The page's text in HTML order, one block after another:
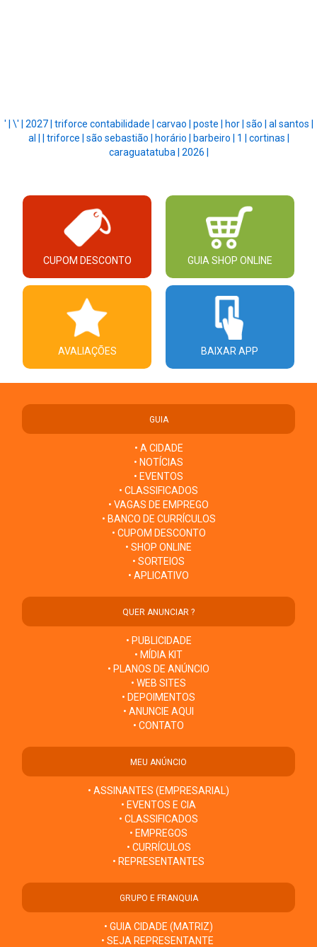
' | \' | 2027 | triforce contabilidade | carvao | poste | hor | são | al santos |
al |
triforce | são sebastião | horário | barbeiro | 1 | cortinas |
caraguatatuba | 2026 |
CUPOM DESCONTO GUIA SHOP ONLINE
AVALIAÇÕES BAIXAR APP
GUIA
• A CIDADE
• NOTÍCIAS
• EVENTOS
• CLASSIFICADOS
• VAGAS DE EMPREGO
• BANCO DE CURRÍCULOS
• CUPOM DESCONTO
• SHOP ONLINE
• SORTEIOS
• APLICATIVO
QUER ANUNCIAR ?
• PUBLICIDADE
• MÍDIA KIT
• PLANOS DE ANÚNCIO
• WEB SITES
• DEPOIMENTOS
• ANUNCIE AQUI
• CONTATO
MEU ANÚNCIO
• ASSINANTES (EMPRESARIAL)
• EVENTOS E CIA
• CLASSIFICADOS
• EMPREGOS
• CURRÍCULOS
• REPRESENTANTES
GRUPO E FRANQUIA
• GUIA CIDADE (MATRIZ)
• SEJA REPRESENTANTE